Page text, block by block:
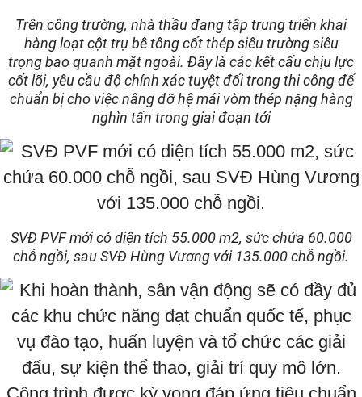
Trên công trường, nhà thầu đang tập trung triển khai
hàng loạt cột trụ bê tông cốt thép siêu trường siêu
trọng bao quanh mặt ngoài. Đây là các kết cấu chịu lực
cốt lõi, yêu cầu độ chính xác tuyệt đối trong thi công để
chuẩn bị cho việc nâng đỡ hệ mái vòm thép nặng hàng
nghìn tấn trong giai đoạn tới
SVĐ PVF mới có diện tích 55.000 m2, sức chứa 60.000
chỗ ngồi, sau SVĐ Hùng Vương với 135.000 chỗ ngồi.